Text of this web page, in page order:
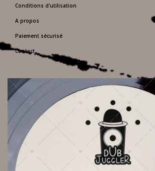
Conditions d'utilisation
A propos
Paiement sécurisé
Contact